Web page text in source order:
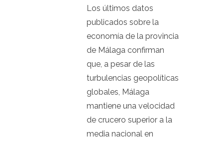
Los últimos datos
publicados sobre la
economía de la provincia
de Málaga confirman
que, a pesar de las
turbulencias geopolíticas
globales, Málaga
mantiene una velocidad
de crucero superior a la
media nacional en